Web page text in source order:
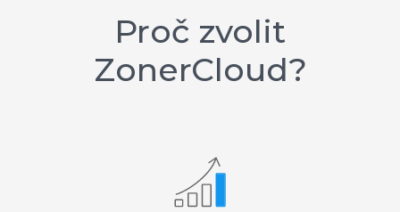
Proč zvolit
ZonerCloud?